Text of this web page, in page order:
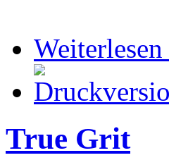
Weiterlesen
True Grit